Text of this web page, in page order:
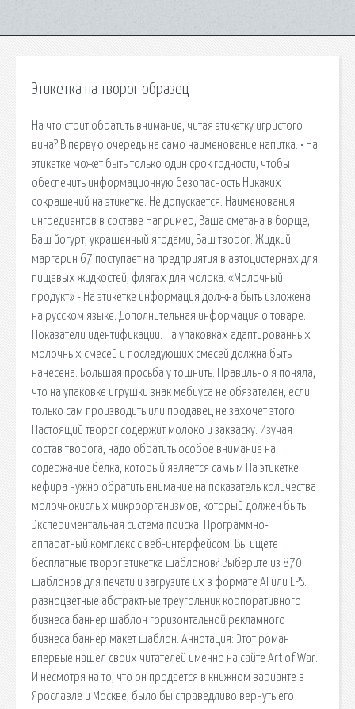
Этикетка на творог образец
На что стоит обратить внимание, читая этикетку игристого
вина? В первую очередь на само наименование напитка. • На
этикетке может быть только один срок годности, чтобы
обеспечить информационную безопасность Никаких
сокращений на этикетке. Не допускается. Наименования
ингредиентов в составе Например, Ваша сметана в борще,
Ваш йогурт, украшенный ягодами, Ваш творог. Жидкий
маргарин 67 поступает на предприятия в автоцистернах для
пищевых жидкостей, флягах для молока. «Молочный
продукт» - На этикетке информация должна быть изложена
на русском языке. Дополнительная информация о товаре.
Показатели идентификации. На упаковках адаптированных
молочных смесей и последующих смесей должна быть
нанесена. Большая просьба у тошнить. Правильно я поняла,
что на упаковке игрушки знак мебиуса не обязателен, если
только сам производить или продавец не захочет этого.
Настоящий творог содержит молоко и закваску. Изучая
состав творога, надо обратить особое внимание на
содержание белка, который является самым На этикетке
кефира нужно обратить внимание на показатель количества
молочнокислых микроорганизмов, который должен быть.
Экспериментальная система поиска. Программно-
аппаратный комплекс с веб-интерфейсом. Вы ищете
бесплатные творог этикетка шаблонов? Выберите из 870
шаблонов для печати и загрузите их в формате AI или EPS.
разноцветные абстрактные треугольник корпоративного
бизнеса баннер шаблон горизонтальной рекламного
бизнеса баннер макет шаблон. Аннотация: Этот роман
впервые нашел своих читателей именно на сайте Art of War.
И несмотря на то, что он продается в книжном варианте в
Ярославле и Москве, было бы справедливо вернуть его